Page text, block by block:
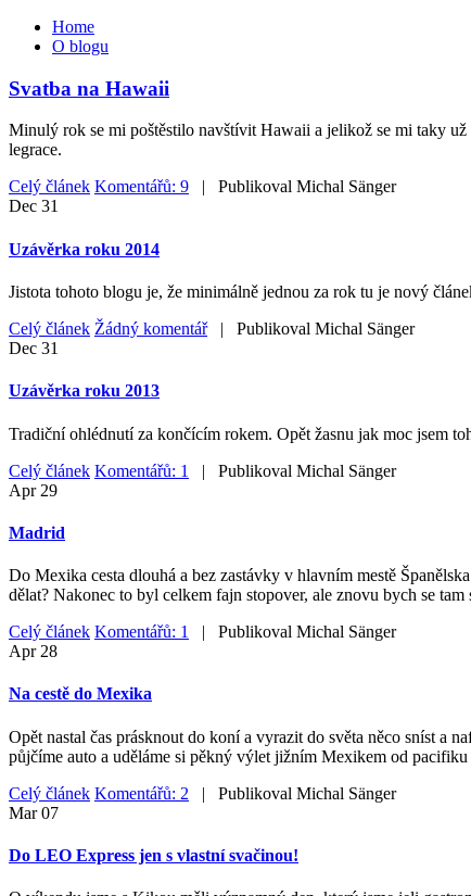
Home
O blogu
Svatba na Hawaii
Minulý rok se mi poštěstilo navštívit Hawaii a jelikož se mi taky
legrace.
Celý článek Komentářů: 9 | Publikoval Michal Sänger
Dec 31
Uzávěrka roku 2014
Jistota tohoto blogu je, že minimálně jednou za rok tu je nový
Celý článek Žádný komentář| Publikoval Michal Sänger
Dec 31
Uzávěrka roku 2013
Tradiční ohlédnutí za končícím rokem. Opět žasnu jak moc jsem
Celý článek Komentářů: 1 | Publikoval Michal Sänger
Apr 29
Madrid
Do Mexika cesta dlouhá a bez zastávky v hlavním mestě
dělat? Nakonec to byl celkem fajn stopover, ale znovu bych se tam
Celý článek Komentářů: 1 | Publikoval Michal Sänger
Apr 28
Na cestě do Mexika
Opět nastal čas prásknout do koní a vyrazit do světa něco sníst a
půjčíme auto a uděláme si pěkný výlet jižním Mexikem od
Celý článek Komentářů: 2 | Publikoval Michal Sänger
Mar07
Do LEO Express jen s vlastní svačinou!